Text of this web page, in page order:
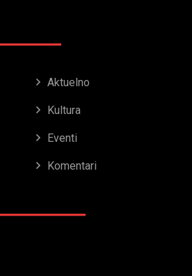
Aktuelno
Kultura
Eventi
Komentari